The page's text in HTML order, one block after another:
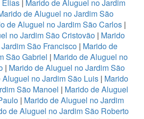
Elias | Marido de Aluguel no Jardim
de Aluguel no Jardim São
de Aluguel no Jardim São Carlos |
no Jardim São Cristovão | Marido
São Francisco | Marido de
São Gabriel | Marido de Aluguel no
| Marido de Aluguel no Jardim São
Aluguel no Jardim São Luis | Marido
São Manoel | Marido de Aluguel
| Marido de Aluguel no Jardim
de Aluguel no Jardim São Roberto